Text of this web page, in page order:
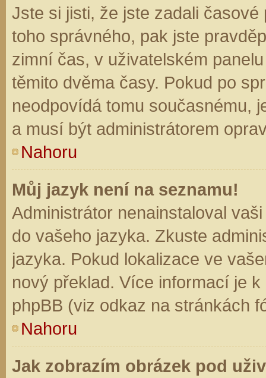
Jste si jisti, že jste zadali
toho správného, pak jste
zimní čas, v uživatelském
těmito dvěma časy. Pokud po
neodpovídá tomu současnému,
a musí být administrátorem
Nahoru
Můj jazyk není na seznamu!
Administrátor nenainstaloval
do vašeho jazyka. Zkuste
jazyka. Pokud lokalizace ve
nový překlad. Více informací je
phpBB (viz odkaz na stránkách
Nahoru
Jak zobrazím obrázek pod